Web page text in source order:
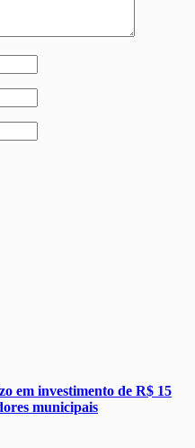
em investimento de R$ 15
municipais